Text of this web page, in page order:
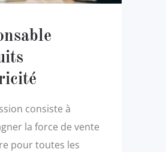
consiste à
la force de vente
pour toutes les